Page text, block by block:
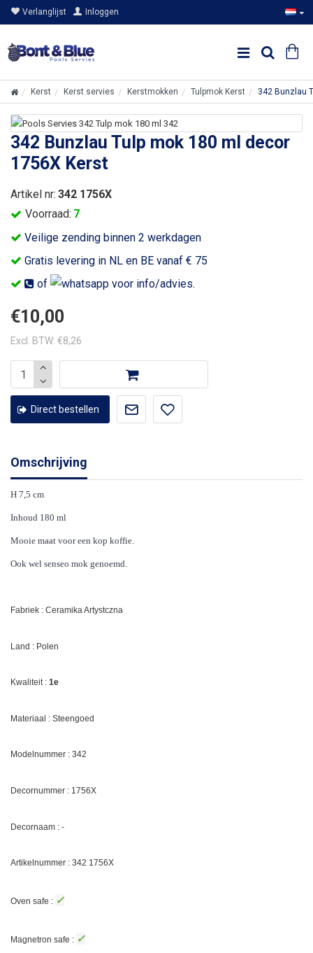
Verlanglijst Inloggen
Kerst Kerst servies Kerstmokken Tulpmok Kerst 342 Bunzlau
342 Bunzlau Tulp mok 180 ml decor
1756X Kerst
Veilige zending binnen 2 werkdagen
Gratis levering in NL en BE vanaf € 75
of
voor info/advies.
Voorraad: 7
Artikel nr: 342 1756X
€10,00
Excl. BTW: €8,26
Direct bestellen
Omschrijving
H 7,5 cm
Inhoud 180 ml
Mooie maat voor een kop koffie.
Ook wel senseo mok genoemd.
Fabriek : Ceramika Artystczna
Land : Polen
Kwaliteit : 1e
Materiaal : Steengoed
Modelnummer : 342
Decornummer : 1756X
Decornaam : -
Artikelnummer : 342 1756X
Oven safe : ✓
Magnetron safe : ✓